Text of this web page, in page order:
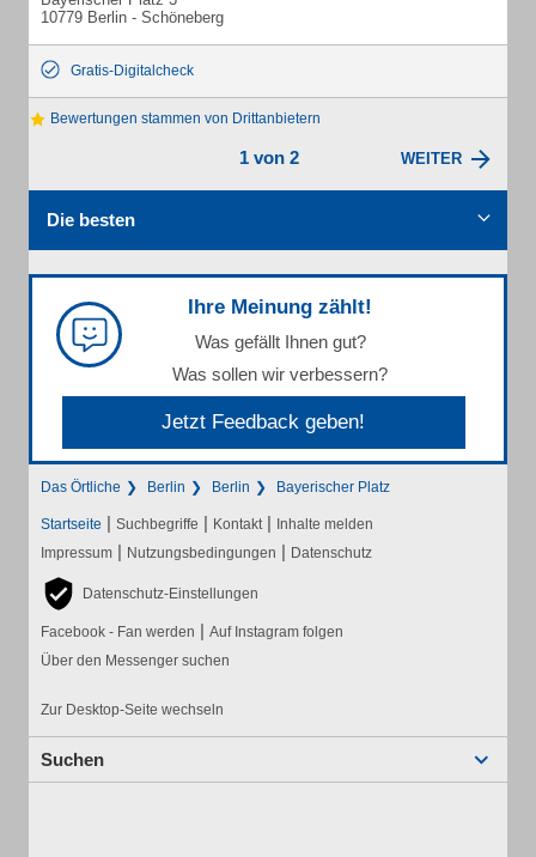
10779 Berlin - Schöneberg
Gratis-Digitalcheck
Bewertungen stammen von Drittanbietern
1 von 2 WEITER
Die besten
Ihre Meinung zählt!
Was gefällt Ihnen gut?
Was sollen wir verbessern?
Jetzt Feedback geben!
Das Örtliche Berlin Berlin Bayerischer Platz
Startseite | Suchbegriffe | Kontakt | Inhalte melden
Impressum | Nutzungsbedingungen | Datenschutz
Datenschutz-Einstellungen
Facebook - Fan werden | Auf Instagram folgen
Über den Messenger suchen
Zur Desktop-Seite wechseln
Suchen